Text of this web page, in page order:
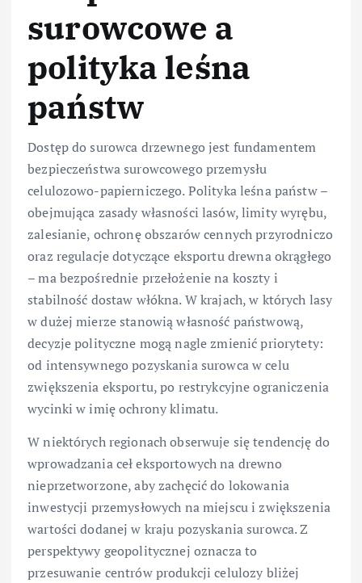
surowcowe a
polityka leśna
państw
Dostęp do surowca drzewnego jest fundamentem
bezpieczeństwa surowcowego przemysłu
celulozowo-papierniczego. Polityka leśna państw –
obejmująca zasady własności lasów, limity wyrębu,
zalesianie, ochronę obszarów cennych przyrodniczo
oraz regulacje dotyczące eksportu drewna okrągłego
– ma bezpośrednie przełożenie na koszty i
stabilność dostaw włókna. W krajach, w których lasy
w dużej mierze stanowią własność państwową,
decyzje polityczne mogą nagle zmienić priorytety:
od intensywnego pozyskania surowca w celu
zwiększenia eksportu, po restrykcyjne ograniczenia
wycinki w imię ochrony klimatu.
W niektórych regionach obserwuje się tendencję do
wprowadzania ceł eksportowych na drewno
nieprzetworzone, aby zachęcić do lokowania
inwestycji przemysłowych na miejscu i zwiększenia
wartości dodanej w kraju pozyskania surowca. Z
perspektywy geopolitycznej oznacza to
przesuwanie centrów produkcji celulozy bliżej